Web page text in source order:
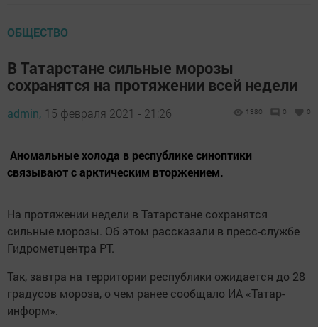
ОБЩЕСТВО
В Татарстане сильные морозы
сохранятся на протяжении всей недели
admin, 15 февраля 2021 - 21:26 1380 0 0
Аномальные холода в республике синоптики
связывают с арктическим вторжением.
На протяжении недели в Татарстане сохранятся
сильные морозы. Об этом рассказали в пресс-службе
Гидрометцентра РТ.
Так, завтра на территории республики ожидается до 28
градусов мороза, о чем ранее сообщало ИА «Татар-
информ».